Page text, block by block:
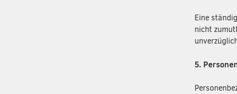
Eine
nicht
5.